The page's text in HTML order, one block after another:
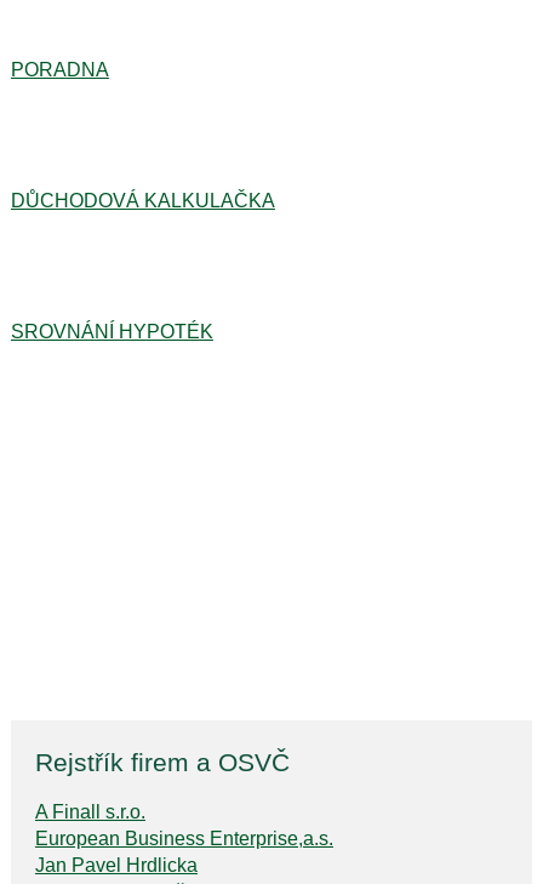
PORADNA
DŮCHODOVÁ KALKULAČKA
SROVNÁNÍ HYPOTÉK
Rejstřík firem a OSVČ
A Finall s.r.o.
European Business Enterprise,a.s.
Jan Pavel Hrdlicka